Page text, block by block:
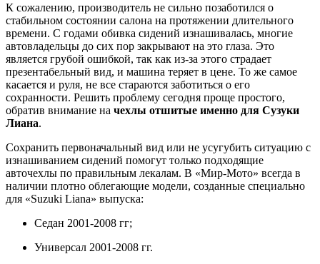
К сожалению, производитель не сильно позаботился о
стабильном состоянии салона на протяжении длительного
времени. С годами обивка сидений изнашивалась, многие
автовладельцы до сих пор закрывают на это глаза. Это
является грубой ошибкой, так как из-за этого страдает
презентабельный вид, и машина теряет в цене. То же самое
касается и руля, не все стараются заботиться о его
сохранности. Решить проблему сегодня проще простого,
обратив внимание на чехлы отшитые именно для Сузуки
Лиана.
Сохранить первоначальный вид или не усугубить ситуацию с
изнашиванием сидений помогут только подходящие
авточехлы по правильным лекалам. В «Мир-Мото» всегда в
наличии плотно облегающие модели, созданные специально
для «Suzuki Liana» выпуска:
Седан 2001-2008 гг;
Универсал 2001-2008 гг.